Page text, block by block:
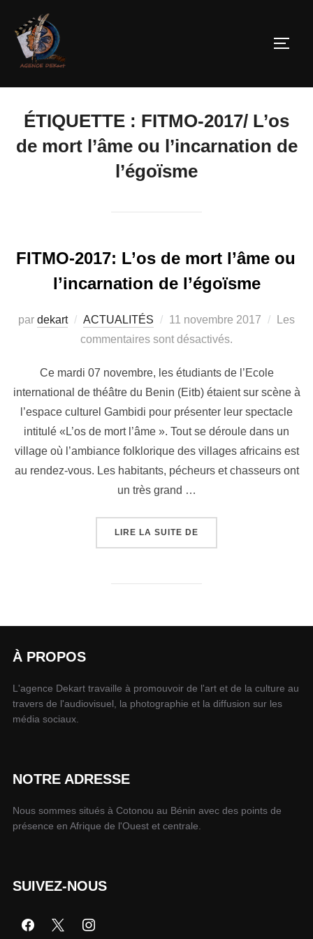
ÉTIQUETTE : FITMO-2017/ L’os
de mort l’âme ou l’incarnation de
l’égoïsme
FITMO-2017: L’os de mort l’âme ou
l’incarnation de l’égoïsme
par dekart ACTUALITÉS 11 novembre 2017
Les
commentaires sont désactivés.
Ce mardi 07 novembre, les étudiants de l’Ecole
international de théâtre du Benin (Eitb) étaient sur scène à
l’espace culturel Gambidi pour présenter leur spectacle
intitulé «L’os de mort l’âme ». Tout se déroule dans un
village où l’ambiance folklorique des villages africains est
au rendez-vous. Les habitants, pécheurs et chasseurs ont
un très grand …
LIRE LA SUITE DE
À PROPOS
L'agence Dekart travaille à promouvoir de l'art et de la culture au
travers de l'audiovisuel, la photographie et la diffusion sur les
média sociaux.
NOTRE ADRESSE
Nous sommes situés à Cotonou au Bénin avec des points de
présence en Afrique de l'Ouest et centrale.
SUIVEZ-NOUS